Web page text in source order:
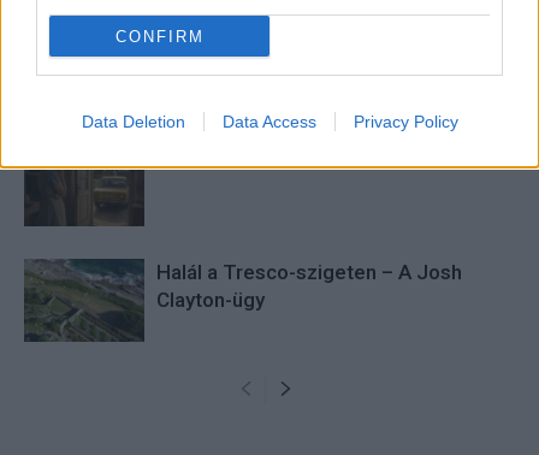
CONFIRM
Data Deletion Data Access Privacy Policy
Minka 14. rész
Halál a Tresco-szigeten – A Josh
Clayton-ügy